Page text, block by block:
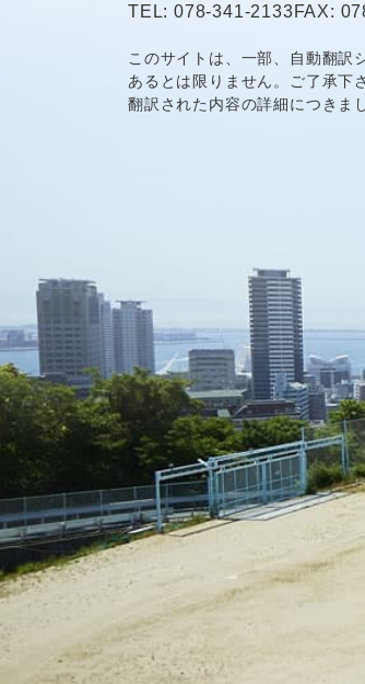
TEL: 078-341-2133FAX:
このサイトは、一部、自動翻訳
あるとは限りません。ご了承下
翻訳された内容の詳細につきま